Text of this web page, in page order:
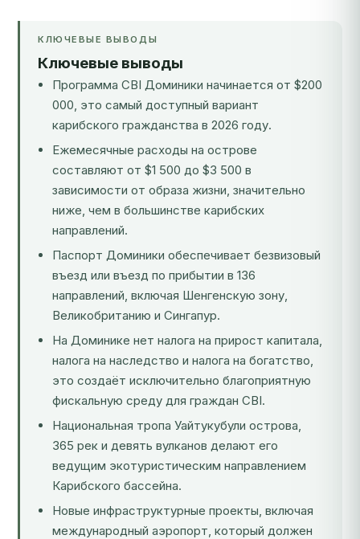
КЛЮЧЕВЫЕ ВЫВОДЫ
Ключевые выводы
Программа CBI Доминики начинается от $200
000, это самый доступный вариант
карибского гражданства в 2026 году.
Ежемесячные расходы на острове
составляют от $1 500 до $3 500 в
зависимости от образа жизни, значительно
ниже, чем в большинстве карибских
направлений.
Паспорт Доминики обеспечивает безвизовый
въезд или въезд по прибытии в 136
направлений, включая Шенгенскую зону,
Великобританию и Сингапур.
На Доминике нет налога на прирост капитала,
налога на наследство и налога на богатство,
это создаёт исключительно благоприятную
фискальную среду для граждан CBI.
Национальная тропа Уайтукубули острова,
365 рек и девять вулканов делают его
ведущим экотуристическим направлением
Карибского бассейна.
Новые инфраструктурные проекты, включая
международный аэропорт, который должен